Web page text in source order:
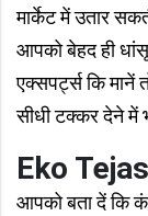
मार्केट में उतार
आपको बेहद ही
एक्सपर्ट्स कि मानें
सीधी टक्कर देने में
Eko
आपको बता दें कि